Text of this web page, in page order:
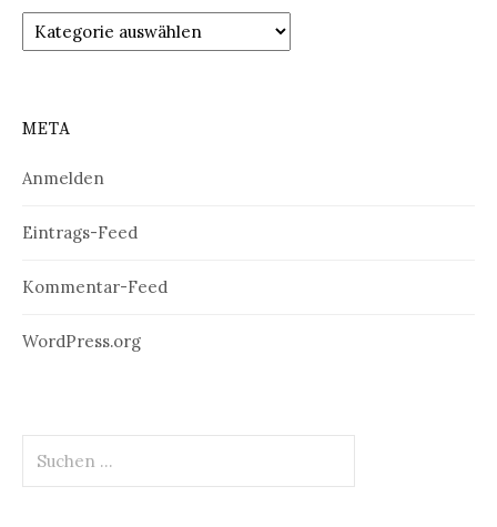
Kategorien
META
Anmelden
Eintrags-Feed
Kommentar-Feed
WordPress.org
nach: